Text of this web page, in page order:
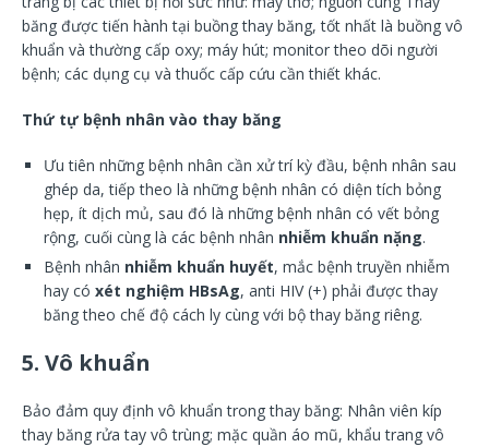
băng được tiến hành tại buồng thay băng, tốt nhất là buồng vô
khuẩn và thường cấp oxy; máy hút; monitor theo dõi người
bệnh; các dụng cụ và thuốc cấp cứu cần thiết khác.
Thứ tự bệnh nhân vào thay băng
Ưu tiên những bệnh nhân cần xử trí kỳ đầu, bệnh nhân sau
ghép da, tiếp theo là những bệnh nhân có diện tích bỏng
hẹp, ít dịch mủ, sau đó là những bệnh nhân có vết bỏng
rộng, cuối cùng là các bệnh nhân nhiễm khuẩn nặng.
Bệnh nhân nhiễm khuẩn huyết, mắc bệnh truyền nhiễm
hay có xét nghiệm HBsAg, anti HIV (+) phải được thay
băng theo chế độ cách ly cùng với bộ thay băng riêng.
5. Vô khuẩn
Bảo đảm quy định vô khuẩn trong thay băng: Nhân viên kíp
thay băng rửa tay vô trùng; mặc quần áo mũ, khẩu trang vô